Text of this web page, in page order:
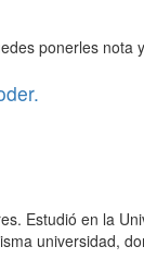
ponerles nota
Estudió en la
universidad,